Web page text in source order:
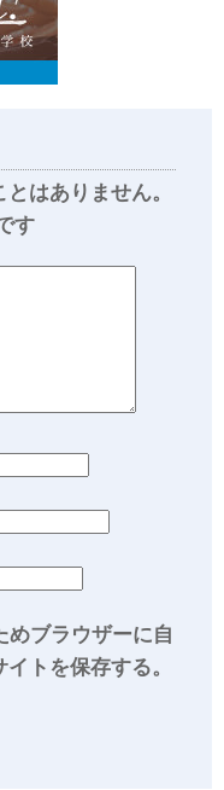
はありません。
す
めブラウザーに自
トを保存する。